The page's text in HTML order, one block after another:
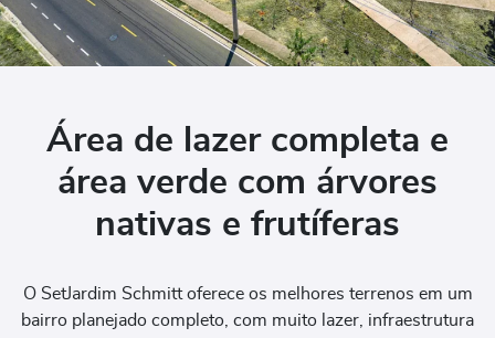
Área de lazer completa e
área verde com árvores
nativas e frutíferas
O SetJardim Schmitt oferece os melhores terrenos em um
bairro planejado completo, com muito lazer, infraestrutura